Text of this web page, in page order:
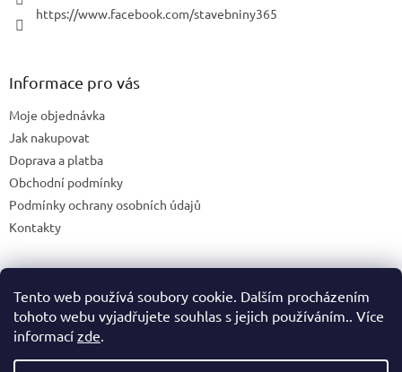
Tento web používá soubory cookie. Dalším procházením
tohoto webu vyjadřujete souhlas s jejich používáním.. Více
informací zde.
https://www.facebook.com/stavebniny365
Informace pro vás
Moje objednávka
Jak nakupovat
Doprava a platba
Obchodní podmínky
Podmínky ochrany osobních údajů
Kontakty
Blog